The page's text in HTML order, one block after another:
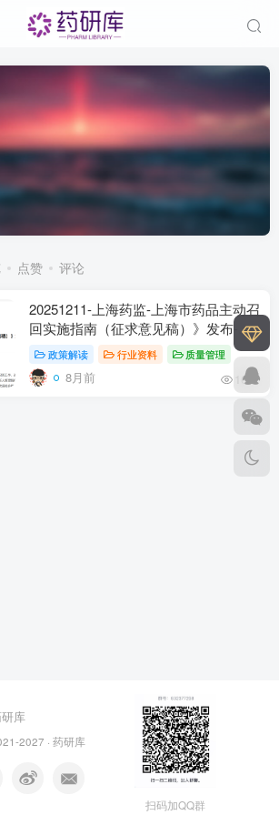
点赞 评论
20251211-上海药监-上海市药品主动召
回实施指南（征求意见稿）》发布-附
下载政策解读 行业资料 质量管理
8月前 165
库
2027 · 药研库
扫码加QQ群